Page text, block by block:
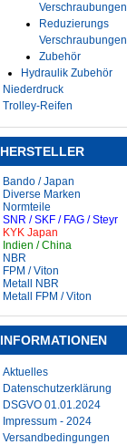
Verschraubungen
Reduzierungs
Verschraubungen
Zubehör
Hydraulik Zubehör
Niederdruck
Trolley-Reifen
HERSTELLER
Bando / Japan
Diverse Marken
Normteile
SNR / SKF / FAG / Steyr
KYK Japan
Indien / China
NBR
FPM / Viton
Metall NBR
Metall FPM / Viton
INFORMATIONEN
Aktuelles
Datenschutzerklärung
DSGVO 01.01.2024
Impressum - 2024
Versandbedingungen